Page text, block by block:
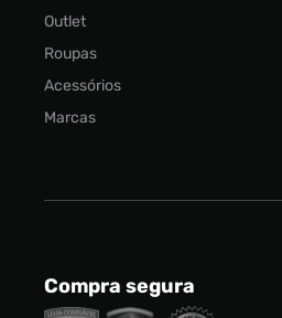
Outlet
Roupas
Acessórios
Marcas
Compra segura